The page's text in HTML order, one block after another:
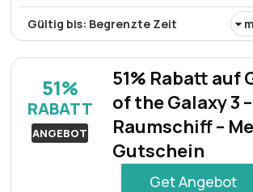
Gültig bis: Begrenzte Zeit
60% Rabatt auf eine große Auswahl an
sichern sich attraktive Rabatte auf
ausgewählte, stilvolle und einzigartige
51%
RABATT
ANGEBOT
51% Rabatt auf
of the Galaxy 3
Raumschiff –
Gutschein
Get Angebot